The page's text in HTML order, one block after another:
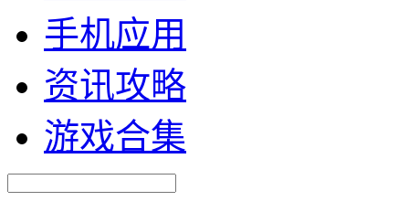
手机应用
资讯攻略
游戏合集